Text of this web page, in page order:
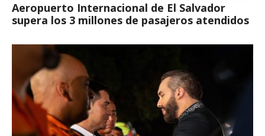
Aeropuerto Internacional de El Salvador
supera los 3 millones de pasajeros atendidos